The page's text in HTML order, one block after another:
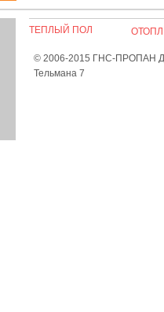
ТЕПЛЫЙ ПОЛ
© 2006-2015 ГНС-ПРОПАН
Тельмана 7